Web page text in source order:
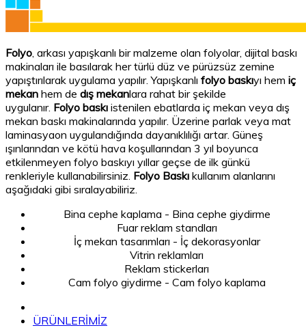
Folyo, arkası yapışkanlı bir malzeme olan folyolar, dijital baskı
makinaları ile basılarak her türlü düz ve pürüzsüz zemine
yapıştırılarak uygulama yapılır. Yapışkanlı folyo baskıyı hem iç
mekan hem de dış mekanlara rahat bir şekilde
uygulanır. Folyo baskı istenilen ebatlarda iç mekan veya dış
mekan baskı makinalarında yapılır. Üzerine parlak veya mat
laminasyaon uygulandığında dayanıklılığı artar. Güneş
ışınlarından ve kötü hava koşullarından 3 yıl boyunca
etkilenmeyen folyo baskıyı yıllar geçse de ilk günkü
renkleriyle kullanabilirsiniz. Folyo Baskı kullanım alanlarını
aşağıdaki gibi sıralayabiliriz.
Bina cephe kaplama - Bina cephe giydirme
Fuar reklam standları
İç mekan tasarımları - İç dekorasyonlar
Vitrin reklamları
Reklam stickerları
Cam folyo giydirme - Cam folyo kaplama
ÜRÜNLERİMİZ